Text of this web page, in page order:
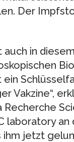
Der
in
Vakzine“,
laboratory
jetzt